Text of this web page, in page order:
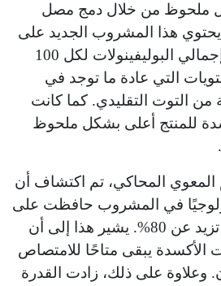
ملحوظ من خلال دمج مصل
يحتوي هذا المشروب الجديد على
242.60 ملليغرام من إجمالي البوليفينولات لكل 100
التي عادة ما توجد في
من التوت التقليدي. كما كانت
للمنتج أعلى بشكل ملحوظ
المعوي المحاكي، تم اكتشاف أن
في المشروب حافظت على
توفرها الحيوي بنسبة تزيد عن 80%. يشير هذا إلى أن
الأكسدة يبقى متاحًا للامتصاص
على ذلك، زادت القدرة